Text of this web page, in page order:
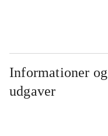
Informationer og
udgaver